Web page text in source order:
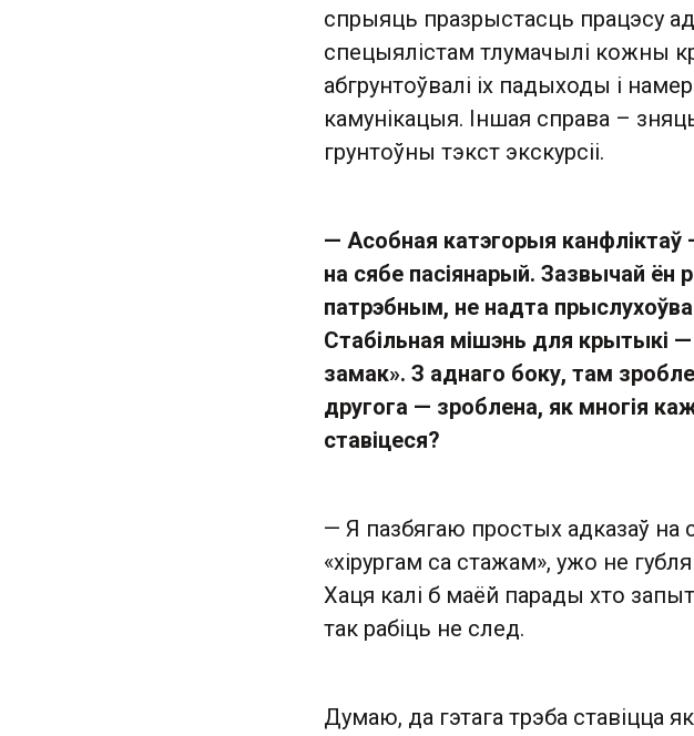
спрыяць празрыстасць працэсу
спецыялістам тлумачылі кожны
абгрунтоўвалі іх падыходы і
камунікацыя. Іншая справа –
грунтоўны тэкст экскурсіі.
— Асобная катэгорыя канфліктаў
на сябе пасіянарый. Зазвычай ён
патрэбным, не надта
Стабільная мішэнь для крытыкі
замак». З аднаго боку, там
другога — зроблена, як многія
ставіцеся?
— Я пазбягаю простых адказаў на
«хірургам са стажам», ужо не
Хаця калі б маёй парады хто
так рабіць не след.
Думаю, да гэтага трэба ставіцца